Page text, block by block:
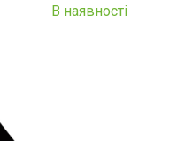
В наявності